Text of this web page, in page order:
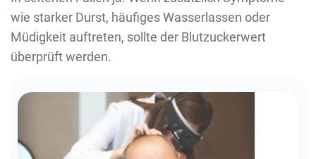
wie starker Durst, häufiges Wasserlassen oder
Müdigkeit auftreten, sollte der Blutzuckerwert
überprüft werden.